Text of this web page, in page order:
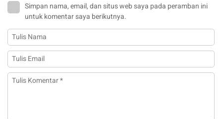
Simpan nama, email, dan situs web saya pada peramban ini
untuk komentar saya berikutnya.